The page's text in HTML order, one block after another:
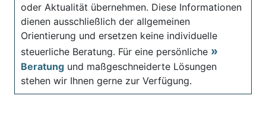
oder Aktualität übernehmen. Diese Informationen
dienen ausschließlich der allgemeinen
Orientierung und ersetzen keine individuelle
steuerliche Beratung. Für eine persönliche
Beratung und maßgeschneiderte Lösungen
stehen wir Ihnen gerne zur Verfügung.